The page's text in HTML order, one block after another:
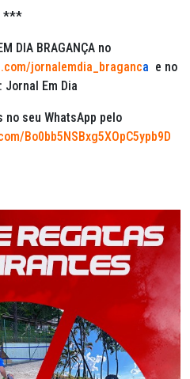
***
DIA BRAGANÇA no
jornalemdia_braganca e no
Jornal Em Dia
no seu WhatsApp pelo
Bo0bb5NSBxg5XOpC5ypb9D